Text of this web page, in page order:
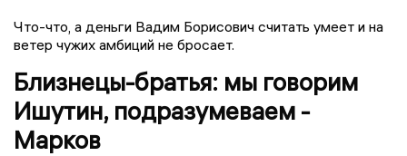
Что-что, а деньги Вадим Борисович считать умеет и на
ветер чужих амбиций не бросает.
Близнецы-братья: мы говорим
Ишутин, подразумеваем -
Марков